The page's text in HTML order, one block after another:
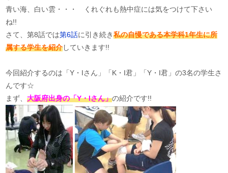
青い海、白い雲・・・ くれぐれも熱中症には気をつけて下さい
ね!!
さて、第8話では第6話に引き続き私の自慢である本学科1年生に所
属する学生を紹介していきます!!
今回紹介するのは「Y・Iさん」「K・I君」「Y・I君」の3名の学生さ
んです☆
まず、大阪府出身の「Y・Iさん」の紹介です!!